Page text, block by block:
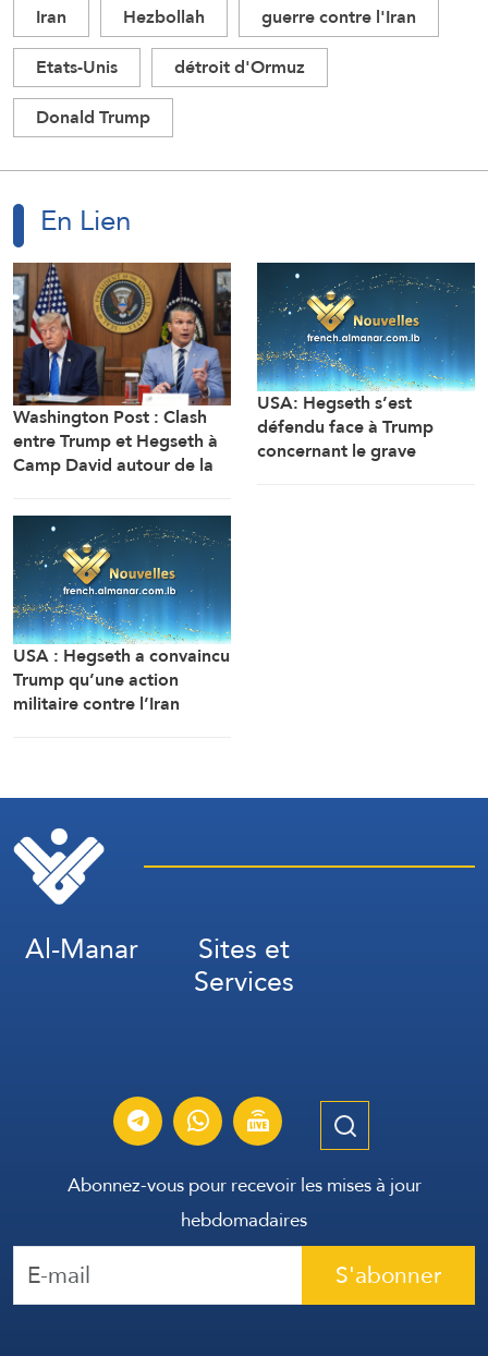
Iran
Hezbollah
guerre contre l'Iran
Etats-Unis
détroit d'Ormuz
Donald Trump
En Lien
Washington Post : Clash
entre Trump et Hegseth à
Camp David autour de la
missiles et de la guerre
avec l’Iran
USA: Hegseth s’est
défendu face à Trump
concernant le grave
USA : Hegseth a convaincu
Trump qu’une action
militaire contre l’Iran
citant des responsables)
Al-Manar Sites et
Services
Abonnez-vous pour recevoir les mises à jour
hebdomadaires
S'abonner